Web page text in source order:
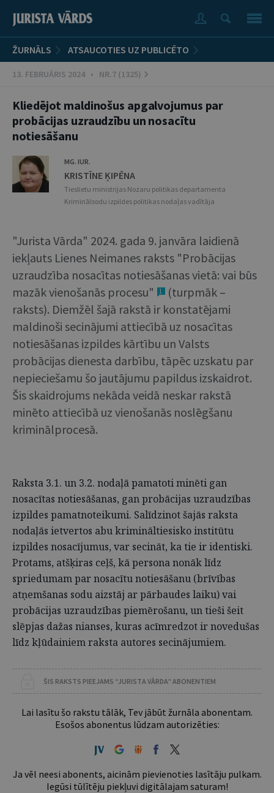
ŽURNĀLS ATSAUCOTIES UZ PUBLICĒTO
13. FEBRUĀRIS 2024 • NR.7 (1325)
Kliedējot maldinošus apgalvojumus par
probācijas uzraudzību un nosacītu
notiesāšanu
MG. IUR.
KRISTĪNE ĶIPĒNA
Tieslietu ministrijas Nozaru politikas departamenta
Kriminālsodu izpildes politikas nodaļas vadītāja
"Jurista Vārda" 2024. gada 9. janvāra laidienā
iekļauts Lienes Neimanes raksts "Probācijas
uzraudzība nosacītas notiesāšanas vietā: vai būs
mazāk vienošanās procesu"
1
(turpmāk –
raksts). Diemžēl šajā rakstā ir konstatējami
maldinoši secinājumi attiecībā uz nosacītas
notiesāšanas izpildes kārtību un Valsts
probācijas dienesta darbību, tāpēc uzskatu par
nepieciešamu šo jautājumu papildus izskaidrot.
Šis skaidrojums nekāda veidā neskar rakstā
minēto attiecībā uz vienošanās noslēgšanu
kriminālprocesā.
Raksta 3.1. un 3.2. nodaļā pamatoti minēti gan
nosacītas notiesāšanas, gan probācijas uzraudzības
izpildes pamatnoteikumi. Salīdzinot šajās raksta
nodaļās ietvertos abu krimināltiesisko institūtu
izpildes nosacījumus, var secināt, ka tie ir identiski.
Protams, atšķiras ceļš, kā persona nonāk līdz
spriedumam par nosacītu notiesāšanu (brīvības
atņemšanas sodu aizstāj ar pārbaudes laiku) vai
probācijas uzraudzības piemērošanu, un tieši šeit
slēpjas dažas nianses, kuras acīmredzot ir novedušas
līdz kļūdainiem raksta autores secinājumiem.
ŠIS RAKSTS PIEEJAMS “JURISTA VĀRDA” ABONENTIEM
Lai lasītu šo rakstu tālāk, Tev jābūt žurnāla abonentam.
Esošos abonentus lūdzam autorizēties:
Ja vēl neesi abonents, aicinām pievienoties lasītāju pulkam.
Iegūsi tūlītēju piekļuvi digitālajam saturam!